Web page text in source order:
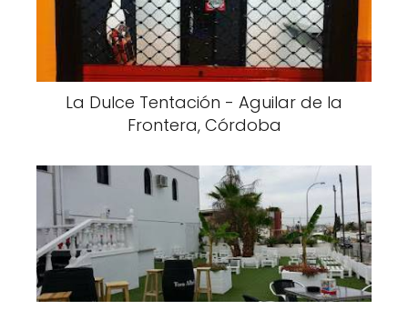
La Dulce Tentación - Aguilar de la
Frontera, Córdoba